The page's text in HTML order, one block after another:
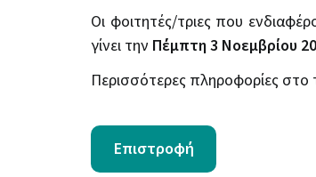
Οι φοιτητές/τριες που
γίνει την Πέμπτη 3 Νοεμβρίου
Περισσότερες πληροφορίες
Επιστροφή